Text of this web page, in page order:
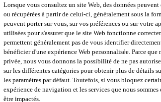
Durabilité
Centre de
Ressource
Produits en membrane liquide
Lorsque vous consultez un site Web, des données
ou récupérées à partir de celui-ci, généralement sous la
peuvent porter sur vous, sur vos préférences ou sur votre
utilisées pour s'assurer que le site Web fonctionne
permettent généralement pas de vous identifier
bénéficier d'une expérience Web personnalisée. Parce
privée, nous vous donnons la possibilité de ne pas
sur les différentes catégories pour obtenir plus de détails
les paramètres par défaut. Toutefois, si vous bloquez
expérience de navigation et les services que nous
être impactés.